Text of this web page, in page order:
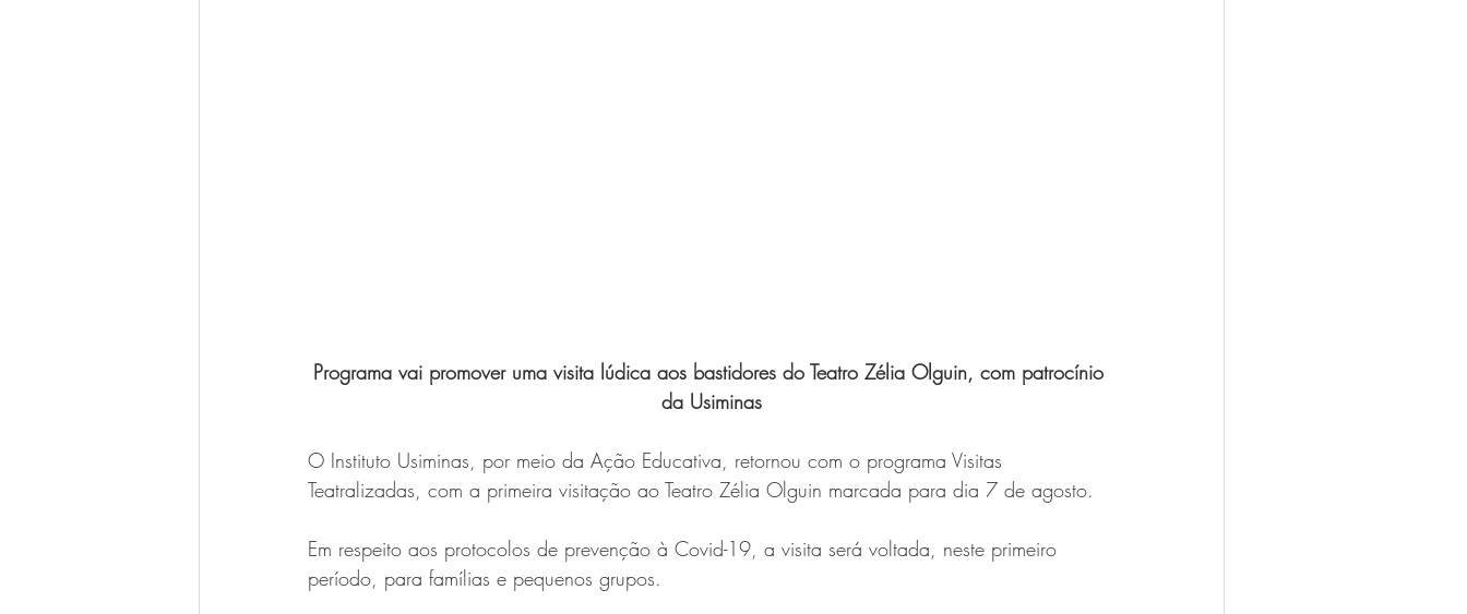
Programa vai promover uma visita lúdica aos bastidores do Teatro Zélia Olguin, com patrocínio
da Usiminas
O Instituto Usiminas, por meio da Ação Educativa, retornou com o programa Visitas
Teatralizadas, com a primeira visitação ao Teatro Zélia Olguin marcada para dia 7 de agosto.
Em respeito aos protocolos de prevenção à Covid-19, a visita será voltada, neste primeiro
período, para famílias e pequenos grupos.